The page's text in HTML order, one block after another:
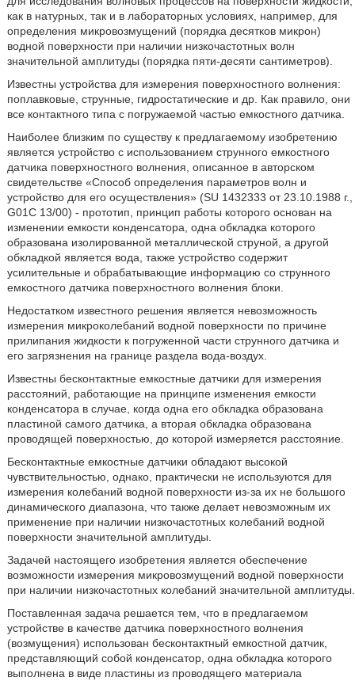
как в натурных, так и в лабораторных условиях, например, для
определения микровозмущений (порядка десятков микрон)
водной поверхности при наличии низкочастотных волн
значительной амплитуды (порядка пяти-десяти сантиметров).
Известны устройства для измерения поверхностного волнения:
поплавковые, струнные, гидростатические и др. Как правило, они
все контактного типа с погружаемой частью емкостного датчика.
Наиболее близким по существу к предлагаемому изобретению
является устройство с использованием струнного емкостного
датчика поверхностного волнения, описанное в авторском
свидетельстве «Способ определения параметров волн и
устройство для его осуществления» (SU 1432333 от 23.10.1988 г.,
G01C 13/00) - прототип, принцип работы которого основан на
изменении емкости конденсатора, одна обкладка которого
образована изолированной металлической струной, а другой
обкладкой является вода, также устройство содержит
усилительные и обрабатывающие информацию со струнного
емкостного датчика поверхностного волнения блоки.
Недостатком известного решения является невозможность
измерения микроколебаний водной поверхности по причине
прилипания жидкости к погруженной части струнного датчика и
его загрязнения на границе раздела вода-воздух.
Известны бесконтактные емкостные датчики для измерения
расстояний, работающие на принципе изменения емкости
конденсатора в случае, когда одна его обкладка образована
пластиной самого датчика, а вторая обкладка образована
проводящей поверхностью, до которой измеряется расстояние.
Бесконтактные емкостные датчики обладают высокой
чувствительностью, однако, практически не используются для
измерения колебаний водной поверхности из-за их не большого
динамического диапазона, что также делает невозможным их
применение при наличии низкочастотных колебаний водной
поверхности значительной амплитуды.
Задачей настоящего изобретения является обеспечение
возможности измерения микровозмущений водной поверхности
при наличии низкочастотных колебаний значительной амплитуды.
Поставленная задача решается тем, что в предлагаемом
устройстве в качестве датчика поверхностного волнения
(возмущения) использован бесконтактный емкостной датчик,
представляющий собой конденсатор, одна обкладка которого
выполнена в виде пластины из проводящего материала